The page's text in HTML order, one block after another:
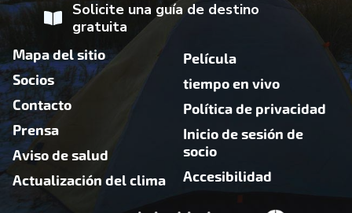
Solicite una guía de destino
gratuita
Mapa del sitio
Socios
Contacto
Prensa
Aviso de salud
Actualización del clima
Película
tiempo en vivo
Política de privacidad
Inicio de sesión de
socio
Accesibilidad